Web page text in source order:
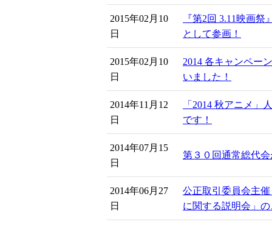
2015年02月10
日
『第2回 3.11映画
として参画！
2015年02月10
日
2014 各キャンペー
いました！
2014年11月12
日
「2014 秋アニメ」
です！
2014年07月15
日
第３０回通常総代
2014年06月27
日
公正取引委員会主
に関する説明会」